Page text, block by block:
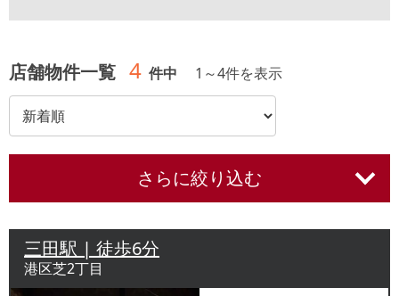
店舗物件一覧 4 件中 1 ～4件を表示
さらに絞り込む
三田駅 | 徒歩6分
港区芝2丁目